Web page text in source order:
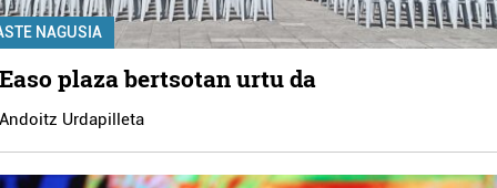
NAGUSIA
plaza bertsotan urtu da
Urdapilleta